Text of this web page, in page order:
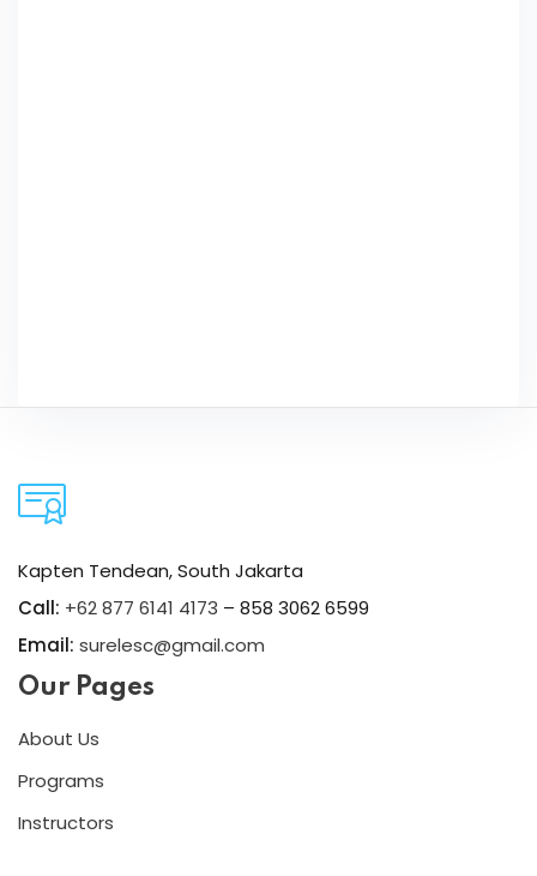
Kapten Tendean, South Jakarta
Call: +62 877 6141 4173 – 858 3062 6599
Email: surelesc@gmail.com
Our Pages
About Us
Programs
Instructors